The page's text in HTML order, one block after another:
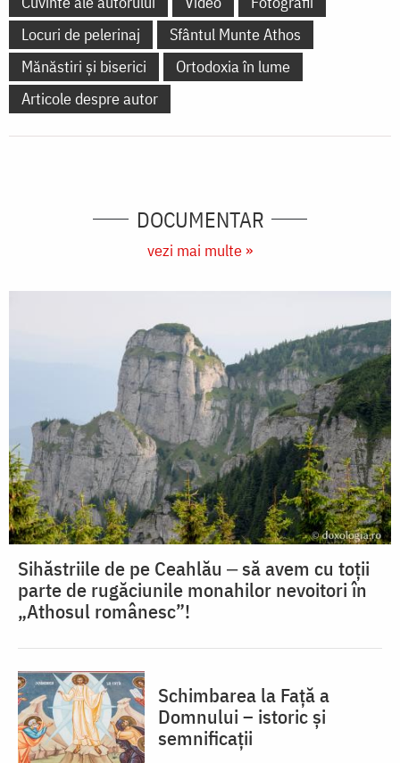
Locuri de pelerinaj
Sfântul Munte Athos
Mănăstiri și biserici
Ortodoxia în lume
Articole despre autor
DOCUMENTAR
vezi mai multe »
Sihăstriile de pe Ceahlău ‒ să avem cu toții
parte de rugăciunile monahilor nevoitori în
„Athosul românesc”!
Schimbarea la Față a
Domnului – istoric și
semnificații